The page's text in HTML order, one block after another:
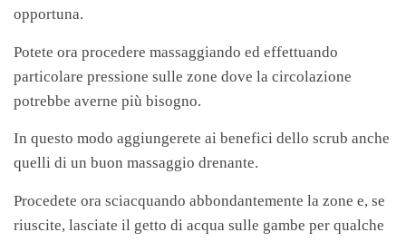
opportuna.
Potete ora procedere massaggiando ed effettuando
particolare pressione sulle zone dove la circolazione
potrebbe averne più bisogno.
In questo modo aggiungerete ai benefici dello scrub anche
quelli di un buon massaggio drenante.
Procedete ora sciacquando abbondantemente la zone e, se
riuscite, lasciate il getto di acqua sulle gambe per qualche